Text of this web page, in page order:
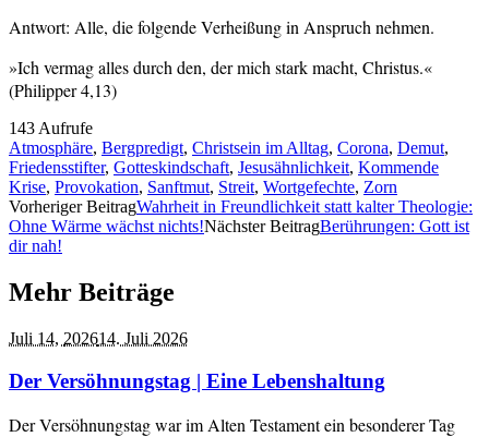
Antwort: Alle, die folgende Verheißung in Anspruch nehmen.
»Ich vermag alles durch den, der mich stark macht, Christus.«
(Philipper 4,13)
143 Aufrufe
Atmosphäre, Bergpredigt, Christsein im Alltag, Corona, Demut,
Friedensstifter, Gotteskindschaft, Jesusähnlichkeit, Kommende
Krise, Provokation, Sanftmut, Streit, Wortgefechte, Zorn
Vorheriger BeitragWahrheit in Freundlichkeit statt kalter Theologie:
Ohne Wärme wächst nichts!Nächster BeitragBerührungen: Gott ist
dir nah!
Mehr Beiträge
Juli 14, 202614. Juli 2026
Der Versöhnungstag | Eine Lebenshaltung
Der Versöhnungstag war im Alten Testament ein besonderer Tag